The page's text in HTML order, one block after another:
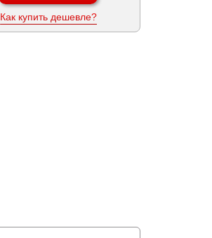
Как купить дешевле?